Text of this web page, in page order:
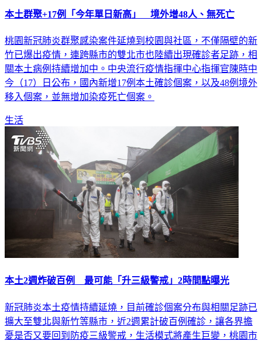
本土群聚+17例「今年單日新高」 境外增48人、無死亡
桃園新冠肺炎群聚感染案件延燒到校園與社區，不僅隔壁的新
竹已爆出疫情，連跨縣市的雙北市也陸續出現確診者足跡，相
關本土病例持續增加中。中央流行疫情指揮中心指揮官陳時中
今（17）日公布，國內新增17例本土確診個案，以及48例境外
移入個案，並無增加染疫死亡個案。
生活
本土2週炸破百例 最可能「升三級警戒」2時間點曝光
新冠肺炎本土疫情持續延燒，目前確診個案分布與相關足跡已
擴大至雙北與新竹等縣市，近2週累計破百例確診，讓各界擔
憂是否又要回到防疫三級警戒，生活模式將產生巨變，桃園市